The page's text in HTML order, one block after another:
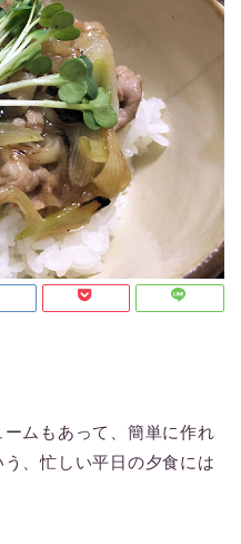
ムもあって、簡単に作れ
、忙しい平日の夕食には